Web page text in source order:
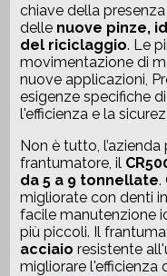
chiave della
delle nuove pinze,
del riciclaggio. Le
movimentazione di
nuove applicazioni,
esigenze specifiche
l'efficienza e la
Non è tutto,
frantumatore, il
da 5 a 9 tonnellate.
migliorate con denti
facile manutenzione
più piccoli. Il
acciaio resistente
migliorare l'efficienza